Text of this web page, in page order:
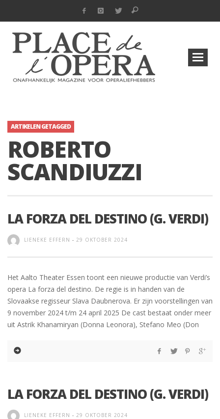
ARTIKELEN GETAGGED
ROBERTO
SCANDIUZZI
LA FORZA DEL DESTINO (G. VERDI)
LIENEKE EFFERN - 29 OKTOBER 2024
Het Aalto Theater Essen toont een nieuwe productie van Verdi’s
opera La forza del destino. De regie is in handen van de
Slovaakse regisseur Slava Daubnerova. Er zijn voorstellingen van
9 november 2024 t/m 24 april 2025 De cast bestaat onder meer
uit Astrik Khanamiryan (Donna Leonora), Stefano Meo (Don
LA FORZA DEL DESTINO (G. VERDI)
LIENEKE EFFERN - 29 OKTOBER 2024